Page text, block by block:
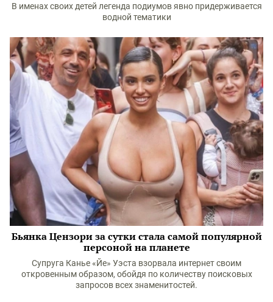
В именах своих детей легенда подиумов явно придерживается
водной тематики
Бьянка Цензори за сутки стала самой популярной
персоной на планете
Супруга Канье «Йе» Уэста взорвала интернет своим
откровенным образом, обойдя по количеству поисковых
запросов всех знаменитостей.